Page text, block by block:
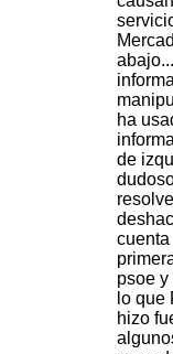
ha
de
psoe
lo que
hizo